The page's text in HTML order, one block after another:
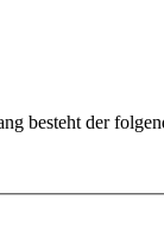
besteht der